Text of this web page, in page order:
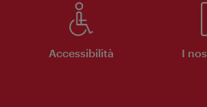
Accessibilità I